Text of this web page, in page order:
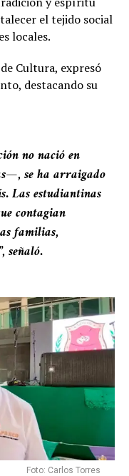
el tejido social
locales.
Cultura, expresó
destacando su
no nació en
se ha arraigado
Las estudiantinas
contagian
familias,
señaló.
Foto: Carlos Torres